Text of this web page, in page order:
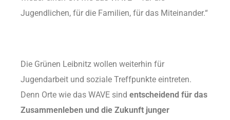
Jugendlichen, für die Familien, für das Miteinander.“
Die Grünen Leibnitz wollen weiterhin für
Jugendarbeit und soziale Treffpunkte eintreten.
Denn Orte wie das WAVE sind entscheidend für das
Zusammenleben und die Zukunft junger